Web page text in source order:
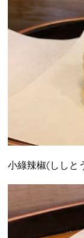
小綠辣椒(ししと